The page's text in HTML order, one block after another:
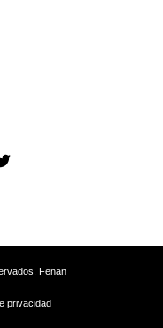
Fenan
privacidad